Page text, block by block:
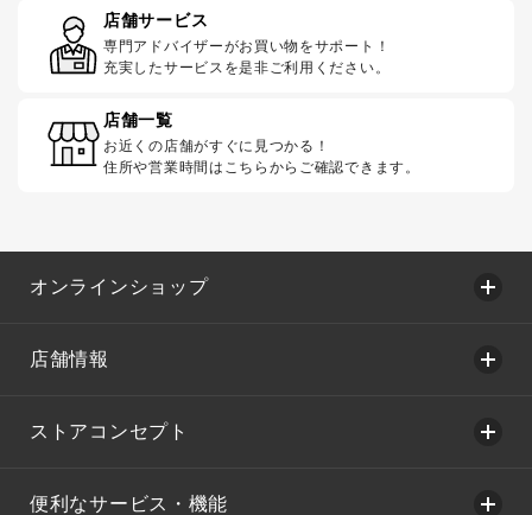
店舗サービス
専門アドバイザーがお買い物をサポート！
充実したサービスを是非ご利用ください。
店舗一覧
お近くの店舗がすぐに見つかる！
住所や営業時間はこちらからご確認できます。
オンラインショップ
店舗情報
ストアコンセプト
便利なサービス・機能